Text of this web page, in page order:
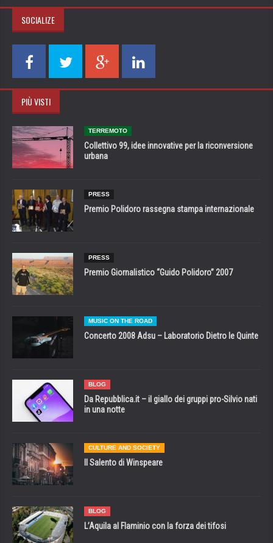
SOCIALIZE
PIÙ VISTI
TERREMOTO
Collettivo 99, idee innovative per la riconversione
urbana
PRESS
Premio Polidoro rassegna stampa internazionale
PRESS
Premio Giornalistico “Guido Polidoro” 2007
MUSIC ON THE ROAD
Concerto 2008 Adsu – Laboratorio Dietro le Quinte
BLOG
Da Repubblica.it – il giallo dei gruppi pro-Silvio nati
in una notte
CULTURE AND SOCIETY
Il Salento di Winspeare
BLOG
L’Aquila al Flaminio con la forza dei tifosi